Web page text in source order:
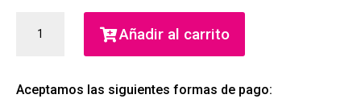
ILLUMINATING
COMPACTO
Añadir al carrito
Aceptamos las siguientes formas de pago: